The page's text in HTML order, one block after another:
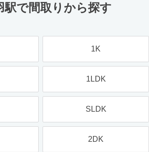
駅で間取りから探す
1K
1LDK
SLDK
2DK